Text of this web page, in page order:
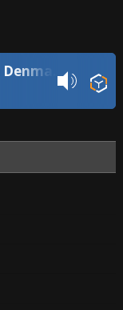
Radio Antena Denmark